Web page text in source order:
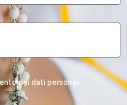
dei dati personali